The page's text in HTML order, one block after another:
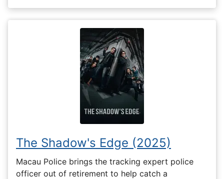
The Shadow's Edge (2025)
Macau Police brings the tracking expert police
officer out of retirement to help catch a